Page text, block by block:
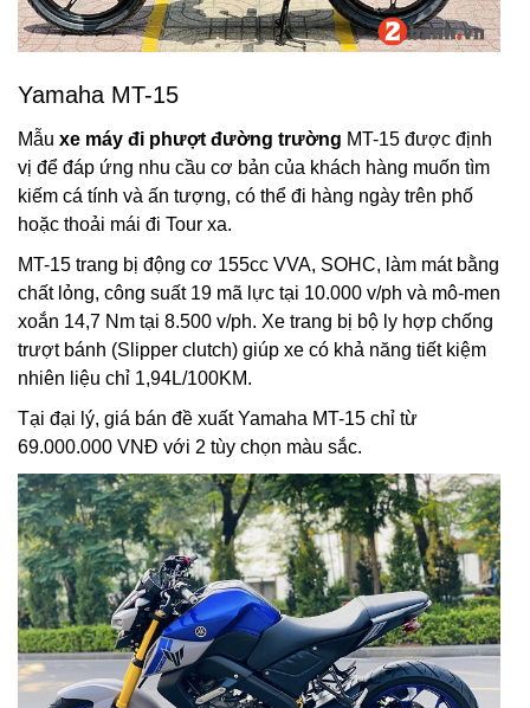
Yamaha MT-15
Mẫu xe máy đi phượt đường trường MT-15 được định
vị để đáp ứng nhu cầu cơ bản của khách hàng muốn tìm
kiếm cá tính và ấn tượng, có thể đi hàng ngày trên phố
hoặc thoải mái đi Tour xa.
MT-15 trang bị động cơ 155cc VVA, SOHC, làm mát bằng
chất lỏng, công suất 19 mã lực tại 10.000 v/ph và mô-men
xoắn 14,7 Nm tại 8.500 v/ph. Xe trang bị bộ ly hợp chống
trượt bánh (Slipper clutch) giúp xe có khả năng tiết kiệm
nhiên liệu chỉ 1,94L/100KM.
Tại đại lý, giá bán đề xuất Yamaha MT-15 chỉ từ
69.000.000 VNĐ với 2 tùy chọn màu sắc.